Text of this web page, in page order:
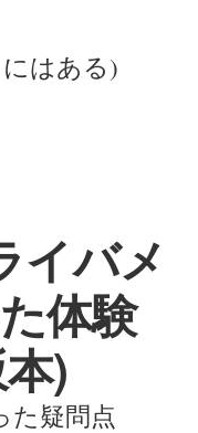
にはある)
イバメ
体験
)
た疑問点